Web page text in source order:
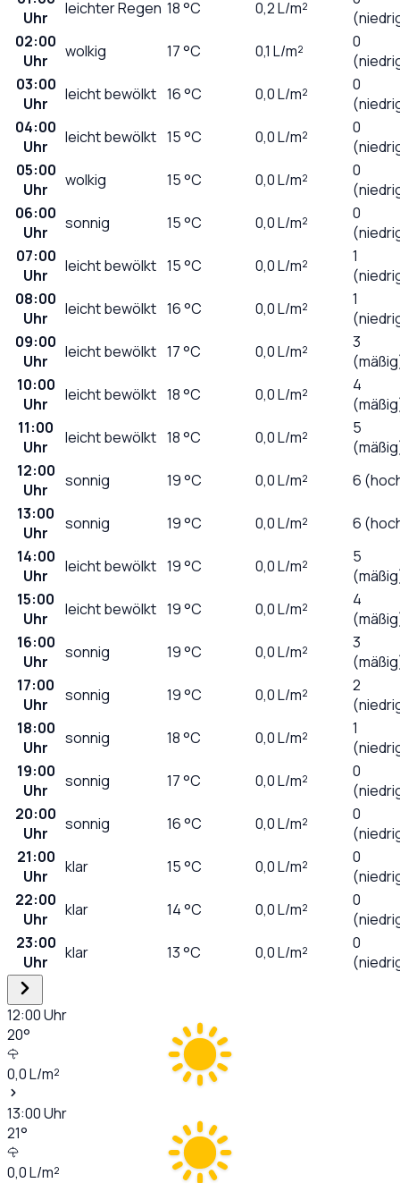
Uhr
leichter Regen 18°C 0,2L/m²
02:00
Uhr
wolkig 17°C 0,1 L/m²
0
03:00
Uhr
leicht bewölkt 16°C 0,0L/m²
0
04:00
Uhr
leicht bewölkt 15°C 0,0L/m²
0
05:00
Uhr
wolkig 15°C 0,0L/m²
0
06:00
Uhr
sonnig 15°C 0,0L/m²
0
07:00
Uhr
leicht bewölkt 15°C 0,0L/m²
1
08:00
Uhr
leicht bewölkt 16°C 0,0L/m²
1
09:00
Uhr
leicht bewölkt 17°C 0,0L/m²
3
10:00
Uhr
leicht bewölkt 18°C 0,0L/m²
4
11:00
Uhr
leicht bewölkt 18°C 0,0L/m²
5
12:00
Uhr
sonnig 19°C 0,0L/m²
6
13:00
Uhr
sonnig 19°C 0,0L/m²
6
14:00
Uhr
leicht bewölkt 19°C 0,0L/m²
5
15:00
Uhr
leicht bewölkt 19°C 0,0L/m²
4
16:00
Uhr
sonnig 19°C 0,0L/m²
3
17:00
Uhr
sonnig 19°C 0,0L/m²
2
18:00
Uhr
sonnig 18°C 0,0L/m²
1
19:00
Uhr
sonnig 17°C 0,0L/m²
0
20:00
Uhr
sonnig 16°C 0,0L/m²
0
21:00
Uhr
klar 15°C 0,0L/m²
0
22:00
Uhr
klar 14°C 0,0L/m²
0
23:00
Uhr
klar 13°C 0,0L/m²
0
12:00Uhr
20°
0,0L/m²
13:00Uhr
21°
0,0L/m²